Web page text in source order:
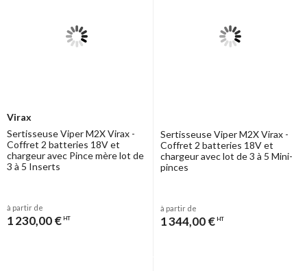
Virax
Sertisseuse Viper M2X Virax -
Coffret 2 batteries 18V et
chargeur avec Pince mère lot de
3 à 5 Inserts
à partir de
1 230,00 € HT
Sertisseuse Viper M2X Virax -
Coffret 2 batteries 18V et
chargeur avec lot de 3 à 5 Mini-
pinces
à partir de
1 344,00 € HT